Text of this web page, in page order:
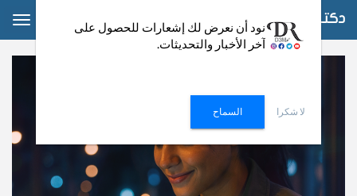
دكتور دعم
نود أن نعرض لك إشعارات للحصول على
آخر الأخبار والتحديثات.
لا شكرا السماح